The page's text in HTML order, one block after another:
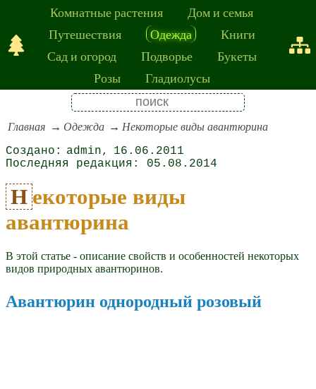
Комнатные растения
Дом и семья
Путешествия
Одежда
Книги
Сад и огород
Подворье
Букеты
Розы
Гладиолусы
Главная Одежда Некоторые виды авантюрина
admin
16.06.2011
05.08.2014
Некоторые виды
авантюрина
В этой статье - описание свойств и особенностей некоторых
видов природных авантюринов.
Авантюрин однородный розовый